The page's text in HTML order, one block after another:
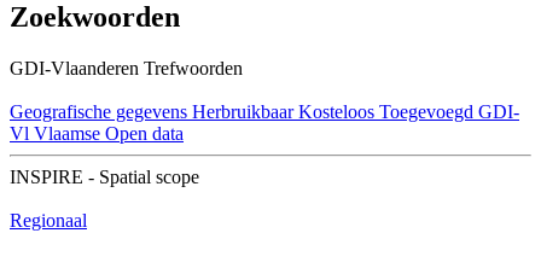
Zoekwoorden
GDI-Vlaanderen Trefwoorden
Geografische gegevens Herbruikbaar Kosteloos Toegevoegd GDI-
Vl Vlaamse Open data
INSPIRE - Spatial scope
Regionaal